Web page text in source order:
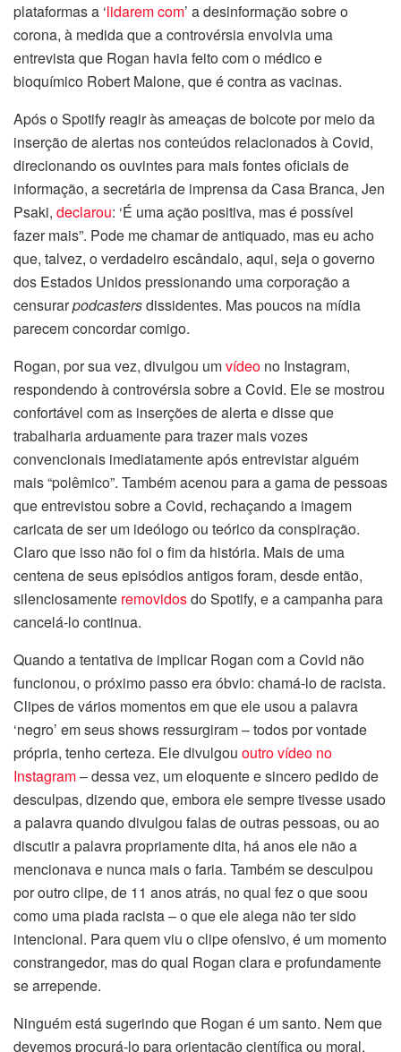
plataformas a ‘lidarem com’ a desinformação sobre o
corona, à medida que a controvérsia envolvia uma
entrevista que Rogan havia feito com o médico e
bioquímico Robert Malone, que é contra as vacinas.
Após o Spotify reagir às ameaças de boicote por meio da
inserção de alertas nos conteúdos relacionados à Covid,
direcionando os ouvintes para mais fontes oficiais de
informação, a secretária de imprensa da Casa Branca, Jen
Psaki, declarou: ‘É uma ação positiva, mas é possível
fazer mais”. Pode me chamar de antiquado, mas eu acho
que, talvez, o verdadeiro escândalo, aqui, seja o governo
dos Estados Unidos pressionando uma corporação a
censurarpodcastersdissidentes. Mas poucos na mídia
parecem concordar comigo.
Rogan, por sua vez, divulgou umvídeo no Instagram,
respondendo à controvérsia sobre a Covid. Ele se mostrou
confortável com as inserções de alerta e disse que
trabalharia arduamente para trazer mais vozes
convencionais imediatamente após entrevistar alguém
mais “polêmico”. Também acenou para a gama de pessoas
que entrevistou sobre a Covid, rechaçando a imagem
caricata de ser um ideólogo ou teórico da conspiração.
Claro que isso não foi o fim da história. Mais de uma
centena de seus episódios antigos foram, desde então,
silenciosamente removidosdo Spotify, e a campanha para
cancelá-lo continua.
Quando a tentativa de implicar Rogan com a Covid não
funcionou, o próximo passo era óbvio: chamá-lo de racista.
Clipes de vários momentos em que ele usou a palavra
‘negro’ em seus shows ressurgiram – todos por vontade
própria, tenho certeza. Ele divulgou outro vídeo no
Instagram– dessa vez, um eloquente e sincero pedido de
desculpas, dizendo que, embora ele sempre tivesse usado
a palavra quando divulgou falas de outras pessoas, ou ao
discutir a palavra propriamente dita, há anos ele não a
mencionava e nunca mais o faria. Também se desculpou
por outro clipe, de 11 anos atrás, no qual fez o que soou
como uma piada racista – o que ele alega não ter sido
intencional. Para quem viu o clipe ofensivo, é um momento
constrangedor, mas do qual Rogan clara e profundamente
se arrepende.
Ninguém está sugerindo que Rogan é um santo. Nem que
devemos procurá-lo para orientação científica ou moral.